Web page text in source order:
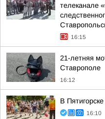
телеканале
16:15
21-летняя
Ставрополе
16:12
В
16:10